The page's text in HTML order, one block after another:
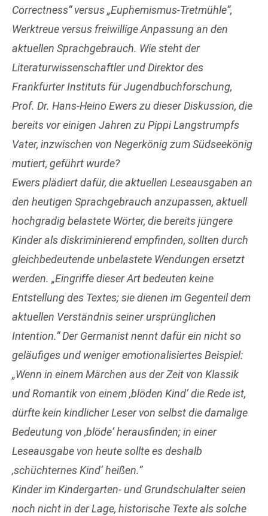
Correctness“ versus „Euphemismus-Tretmühle“,
Werktreue versus freiwillige Anpassung an den
aktuellen Sprachgebrauch. Wie steht der
Literaturwissenschaftler und Direktor des
Frankfurter Instituts für Jugendbuchforschung,
Prof. Dr. Hans-Heino Ewers zu dieser Diskussion, die
bereits vor einigen Jahren zu Pippi Langstrumpfs
Vater, inzwischen von Negerkönig zum Südseekönig
mutiert, geführt wurde?
Ewers plädiert dafür, die aktuellen Leseausgaben an
den heutigen Sprachgebrauch anzupassen, aktuell
hochgradig belastete Wörter, die bereits jüngere
Kinder als diskriminierend empfinden, sollten durch
gleichbedeutende unbelastete Wendungen ersetzt
werden. „Eingriffe dieser Art bedeuten keine
Entstellung des Textes; sie dienen im Gegenteil dem
aktuellen Verständnis seiner ursprünglichen
Intention.“ Der Germanist nennt dafür ein nicht so
geläufiges und weniger emotionalisiertes Beispiel:
„Wenn in einem Märchen aus der Zeit von Klassik
und Romantik von einem ‚blöden Kind‘ die Rede ist,
dürfte kein kindlicher Leser von selbst die damalige
Bedeutung von ‚blöde‘ herausfinden; in einer
Leseausgabe von heute sollte es deshalb
‚schüchternes Kind‘ heißen.“
Kinder im Kindergarten- und Grundschulalter seien
noch nicht in der Lage, historische Texte als solche